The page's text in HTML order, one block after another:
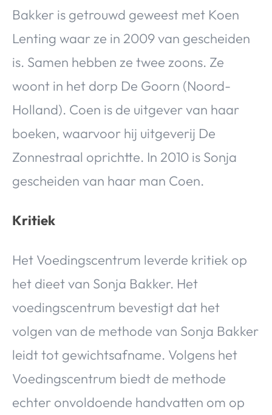
Bakker is getrouwd geweest met Koen
Lenting waar ze in 2009 van gescheiden
is. Samen hebben ze twee zoons. Ze
woont in het dorp De Goorn (Noord-
Holland). Coen is de uitgever van haar
boeken, waarvoor hij uitgeverij De
Zonnestraal oprichtte. In 2010 is Sonja
gescheiden van haar man Coen.
Kritiek
Het Voedingscentrum leverde kritiek op
het dieet van Sonja Bakker. Het
voedingscentrum bevestigt dat het
volgen van de methode van Sonja Bakker
leidt tot gewichtsafname. Volgens het
Voedingscentrum biedt de methode
echter onvoldoende handvatten om op